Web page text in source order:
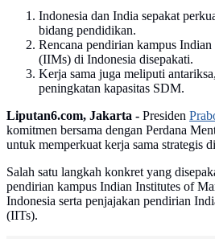
Indonesia dan India sepakat
bidang pendidikan.
Rencana pendirian kampus
(IIMs) di Indonesia disepakati.
Kerja sama juga meliputi
peningkatan kapasitas SDM.
Liputan6.com, Jakarta - Presiden
komitmen bersama dengan Perdana
untuk memperkuat kerja sama strategis
Salah satu langkah konkret yang
pendirian kampus Indian Institutes of
Indonesia serta penjajakan pendirian
(IITs).